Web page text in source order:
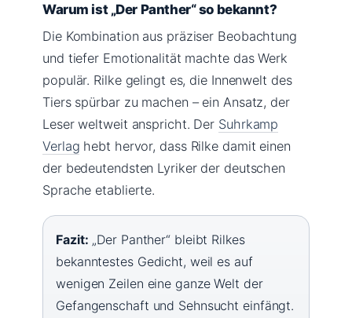
Warum ist „Der Panther“ so bekannt?
Die Kombination aus präziser Beobachtung
und tiefer Emotionalität machte das Werk
populär. Rilke gelingt es, die Innenwelt des
Tiers spürbar zu machen – ein Ansatz, der
Leser weltweit anspricht. Der Suhrkamp
Verlag hebt hervor, dass Rilke damit einen
der bedeutendsten Lyriker der deutschen
Sprache etablierte.
Fazit: „Der Panther“ bleibt Rilkes
bekanntestes Gedicht, weil es auf
wenigen Zeilen eine ganze Welt der
Gefangenschaft und Sehnsucht einfängt.